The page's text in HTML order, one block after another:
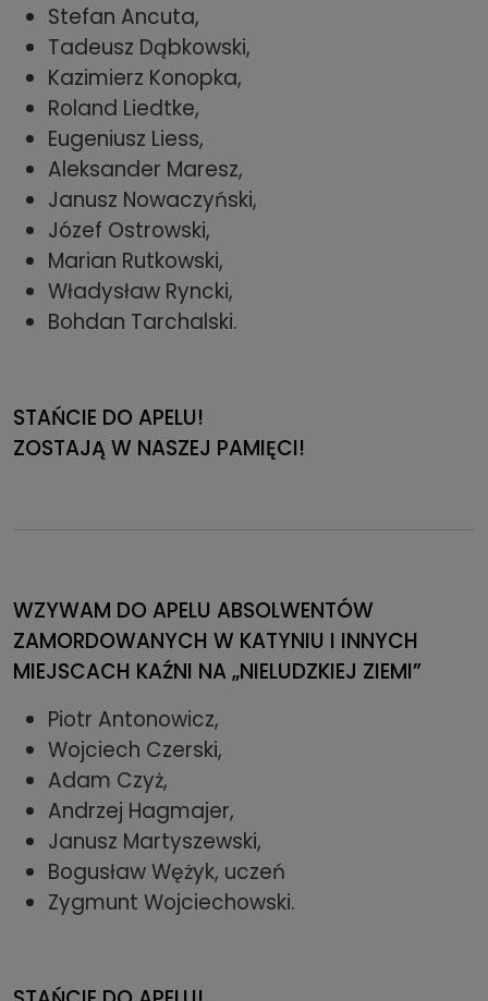
Stefan Ancuta,
Tadeusz Dąbkowski,
Kazimierz Konopka,
Roland Liedtke,
Eugeniusz Liess,
Aleksander Maresz,
Janusz Nowaczyński,
Józef Ostrowski,
Marian Rutkowski,
Władysław Ryncki,
Bohdan Tarchalski.
STAŃCIE DO APELU!
ZOSTAJĄ W NASZEJ PAMIĘCI!
WZYWAM DO APELU ABSOLWENTÓW
ZAMORDOWANYCH W KATYNIU I INNYCH
MIEJSCACH KAŹNI NA „NIELUDZKIEJ ZIEMI”
Piotr Antonowicz,
Wojciech Czerski,
Adam Czyż,
Andrzej Hagmajer,
Janusz Martyszewski,
Bogusław Wężyk, uczeń
Zygmunt Wojciechowski.